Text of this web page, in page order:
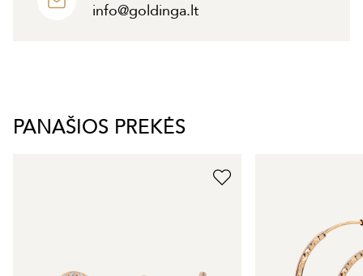
info@goldinga.lt
PANAŠIOS PREKĖS